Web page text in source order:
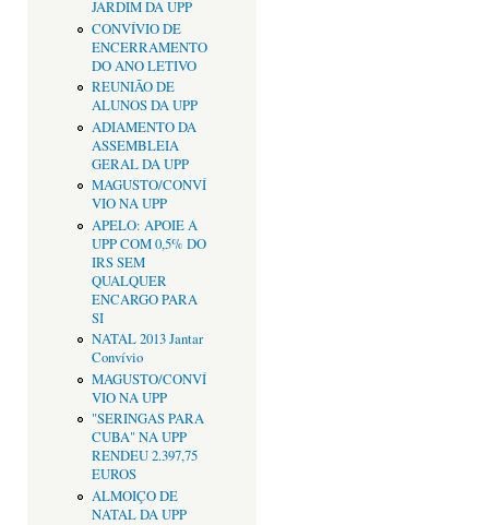
JARDIM DA UPP
CONVÍVIO DE
ENCERRAMENTO
DO ANO LETIVO
REUNIÃO DE
ALUNOS DA UPP
ADIAMENTO DA
ASSEMBLEIA
GERAL DA UPP
MAGUSTO/CONVÍ
VIO NA UPP
APELO: APOIE A
UPP COM 0,5% DO
IRS SEM
QUALQUER
ENCARGO PARA
SI
NATAL 2013 Jantar
Convívio
MAGUSTO/CONVÍ
VIO NA UPP
"SERINGAS PARA
CUBA" NA UPP
RENDEU 2.397,75
EUROS
ALMOIÇO DE
NATAL DA UPP